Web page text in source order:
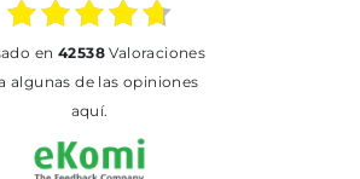
en 42538Valoraciones
aquí.